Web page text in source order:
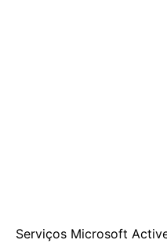
Serviços Microsoft